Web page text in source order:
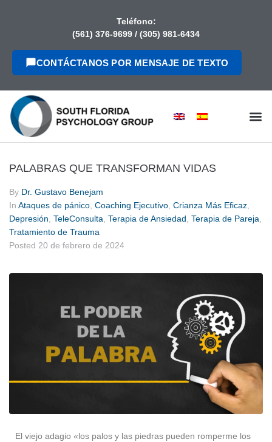
Teléfono:
(561) 376-9699 / (305) 981-6434
CONTÁCTANOS POR MENSAJE DE TEXTO
PALABRAS QUE TRANSFORMAN VIDAS
By Dr. Gustavo Benejam
In Ataques de pánico Coaching Ejecutivo Crianza Más Eficaz
Depresión TeleConsulta Terapia de Ansiedad Terapia de Pareja
Tratamiento de Trauma
Posted 20 de febrero de 2024
El viejo adagio «los palos y las piedras pueden romperme los